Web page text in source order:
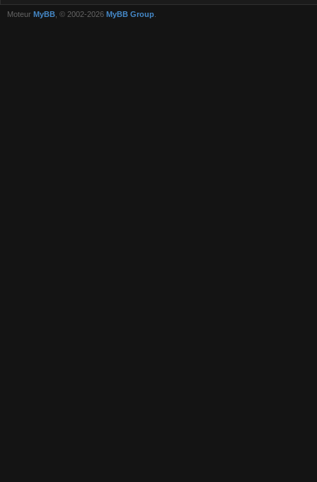
Moteur MyBB , © 2002-2026 MyBB Group